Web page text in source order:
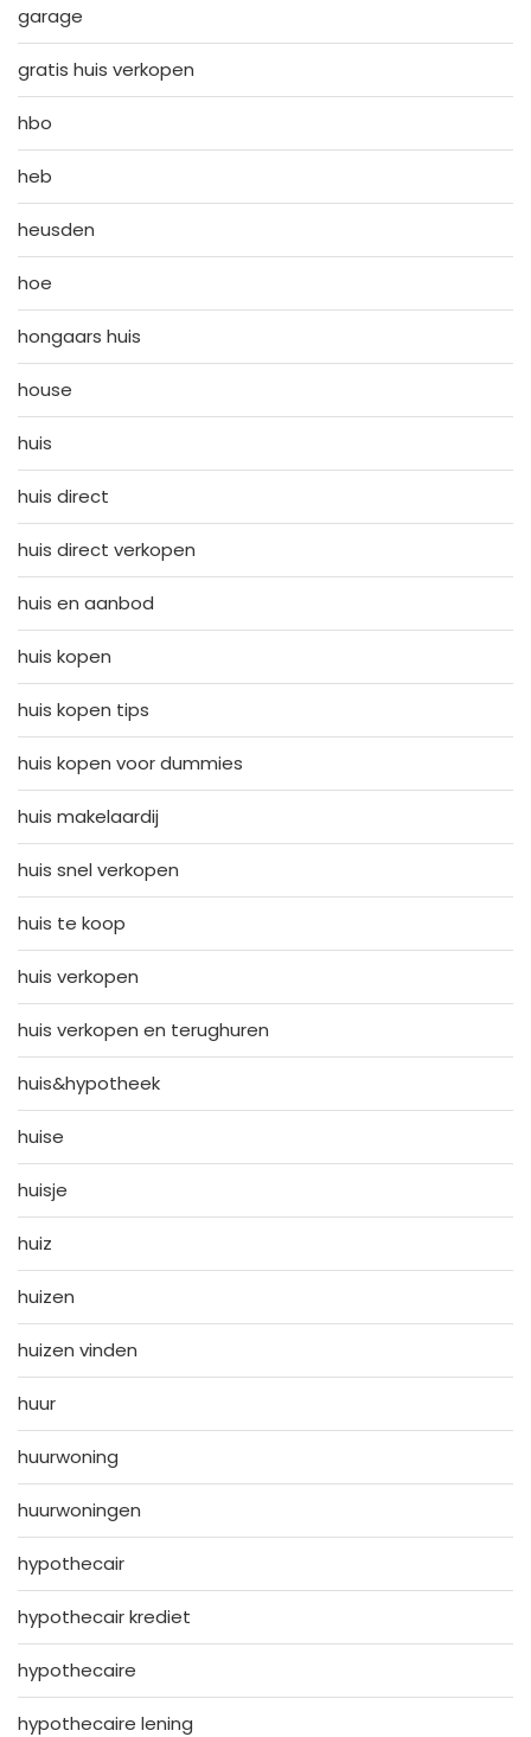
garage
gratis huis verkopen
hbo
heb
heusden
hoe
hongaars huis
house
huis
huis direct
huis direct verkopen
huis en aanbod
huis kopen
huis kopen tips
huis kopen voor dummies
huis makelaardij
huis snel verkopen
huis te koop
huis verkopen
huis verkopen en terughuren
huis&hypotheek
huise
huisje
huiz
huizen
huizen vinden
huur
huurwoning
huurwoningen
hypothecair
hypothecair krediet
hypothecaire
hypothecaire lening